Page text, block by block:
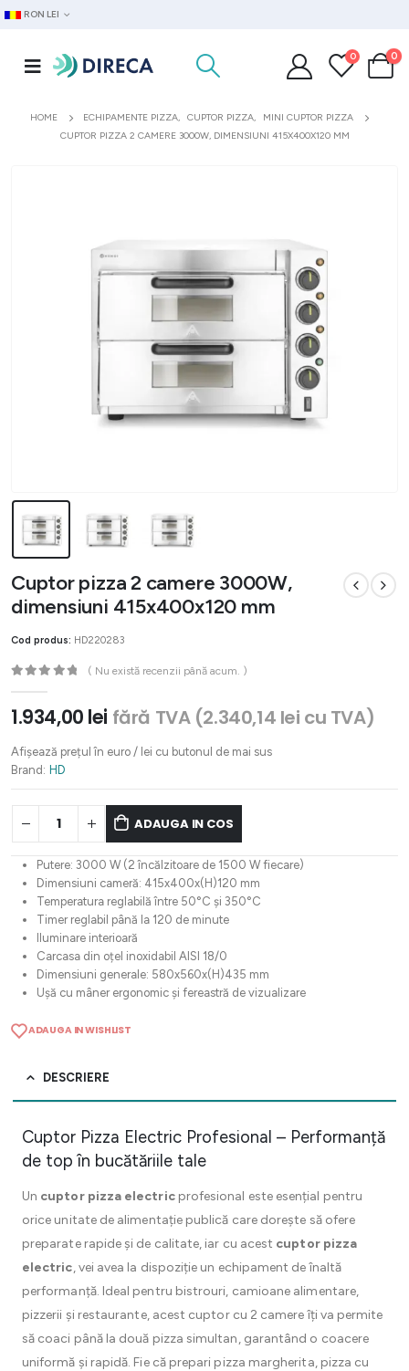
RON LEI
0 0
HOME ECHIPAMENTE PIZZA, CUPTOR PIZZA,
MINI CUPTOR PIZZA
CUPTOR PIZZA 2 CAMERE 3000W, DIMENSIUNI 415X400X120 MM
Cuptor pizza 2 camere 3000W,
dimensiuni 415x400x120 mm
Cod produs: HD220283
( Nu există recenzii până acum. )
1.934,00 lei fără TVA (2.340,14 lei cu TVA)
Afișează prețul în euro / lei cu butonul de mai sus
Brand: HD
ADAUGA IN COS
Putere: 3000 W (2 încălzitoare de 1500 W fiecare)
Dimensiuni cameră: 415x400x(H)120 mm
Temperatura reglabilă între 50°C și 350°C
Timer reglabil până la 120 de minute
Iluminare interioară
Carcasa din oțel inoxidabil AISI 18/0
Dimensiuni generale: 580x560x(H)435 mm
Ușă cu mâner ergonomic și fereastră de vizualizare
ADAUGA IN WISHLIST
DESCRIERE
Cuptor Pizza Electric Profesional – Performanță
de top în bucătăriile tale
Un cuptor pizza electricprofesional este esențial pentru
orice unitate de alimentație publică care dorește să ofere
preparate rapide și de calitate, iar cu acest cuptor pizza
electric, vei avea la dispoziție un echipament de înaltă
performanță. Ideal pentru bistrouri, camioane alimentare,
pizzerii și restaurante, acest cuptor cu 2 camere îți va permite
să coaci până la două pizza simultan, garantând o coacere
uniformă și rapidă. Fie că prepari pizza margherita, pizza cu